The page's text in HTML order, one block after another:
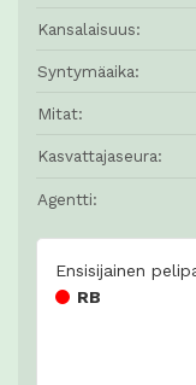
Kansalaisuus:
Syntymäaika:
Mitat:
Kasvattajaseura:
Agentti:
Ensisijainen
RB